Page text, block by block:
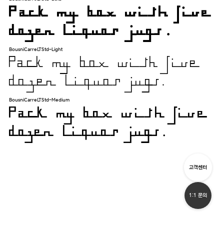
Pack my box with five
dozen liquor jugs.
BousniCarreLTStd-Light
Pack my box with five
dozen liquor jugs.
BousniCarreLTStd-Medium
Pack my box with five
dozen liquor jugs.
고객센터
1:1 문의